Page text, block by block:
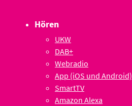
Hören
UKW
DAB+
Webradio
App (iOS und Android)
SmartTV
Amazon Alexa